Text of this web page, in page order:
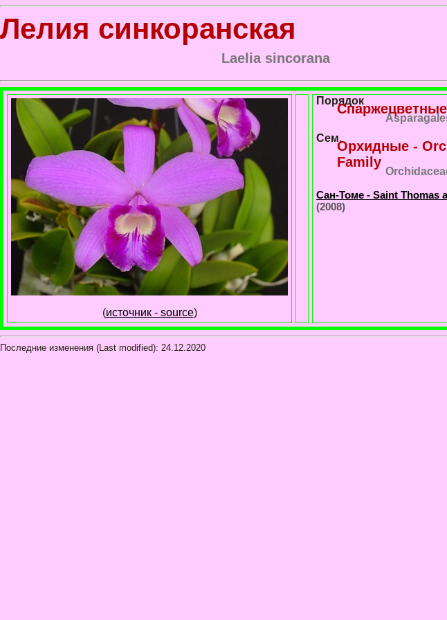
Лелия синкоранская
Laelia sincorana
(источник - source)
Порядок
Спаржецветные
Сем.
Орхидные -
Family
Сан-Томе - Saint Thomas
(2008)
Последние изменения (Last modified): 24.12.2020